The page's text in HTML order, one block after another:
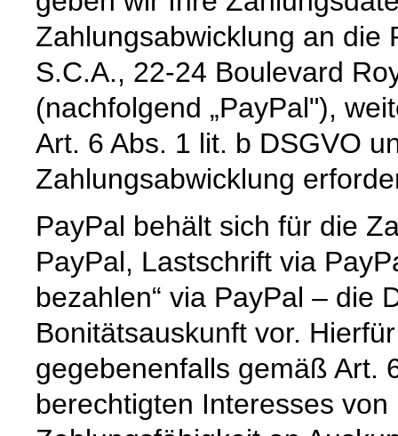
Zahlungsabwicklung an die
S.C.A., 22-24 Boulevard
(nachfolgend „PayPal"),
Art. 6 Abs. 1 lit. b DSGVO
Zahlungsabwicklung
PayPal behält sich für die
PayPal, Lastschrift via
bezahlen“ via PayPal – die
Bonitätsauskunft vor.
gegebenenfalls gemäß Art.
berechtigten Interesses